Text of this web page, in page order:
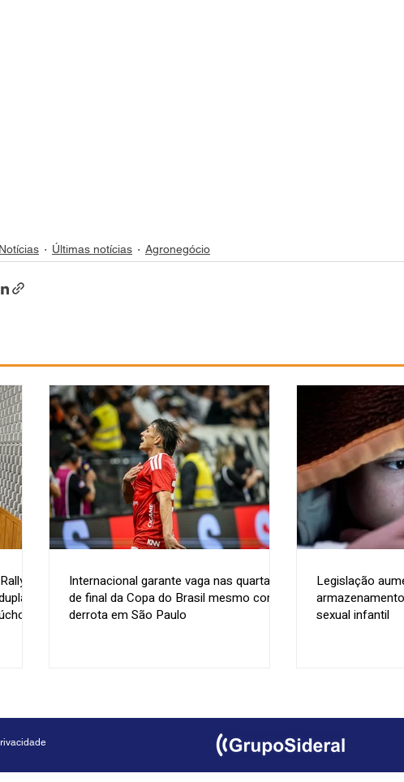
Últimas notícias Agronegócio
de
Internacional garante vaga nas quartas
de final da Copa do Brasil mesmo com
derrota em São Paulo
Legislação
sexual infantil